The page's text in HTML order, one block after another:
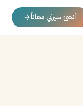
أنشئ سيرتي مجاناً